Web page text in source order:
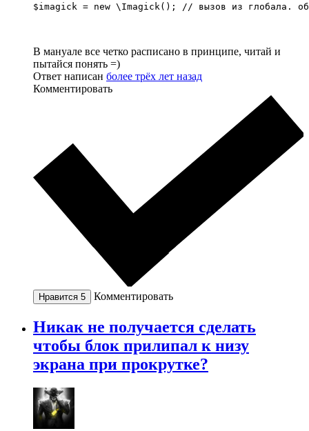
$imagick = new \Imagick(); // вызов из глобала.
В мануале все четко расписано в принципе, читай и
пытайся понять =)
Ответ написан более трёх лет назад
Комментировать
Нравится 5 Комментировать
Никак не получается сделать
чтобы блок прилипал к низу
экрана при прокрутке?